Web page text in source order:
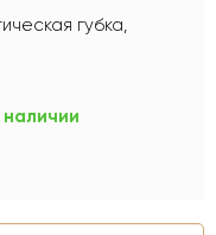
губка,
наличии